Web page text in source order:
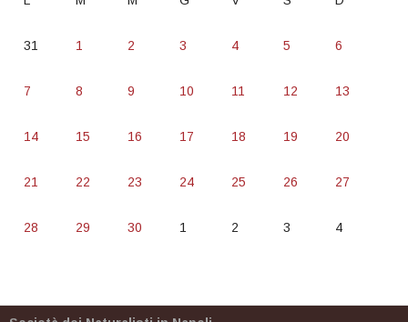
31 1 2 3 4 5 6
7 8 9 10 11 12 13
14 15 16 17 18 19 20
21 22 23 24 25 26 27
28 29 30 1 2 3 4